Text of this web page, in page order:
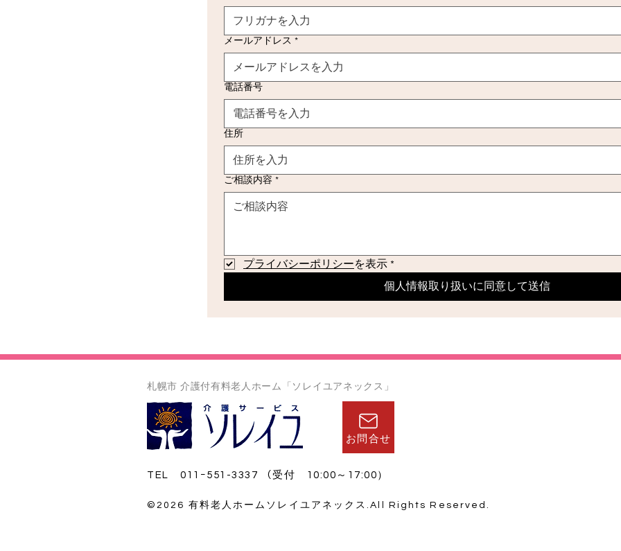
メールアドレス *
電話番号
住所
ご相談内容 *
プライバシーポリシーを表示 *
個人情報取り扱いに同意して送信
札幌市 介護付有料老人ホーム「ソレイユアネックス」
お問合せ
TEL 011ｰ551-3337 （受付 10:00～17:00）
©2026 有料老人ホームソレイユアネックス.All Rights Reserved.